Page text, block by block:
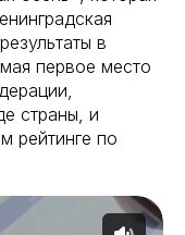
в
первое место
страны, и
рейтинге по